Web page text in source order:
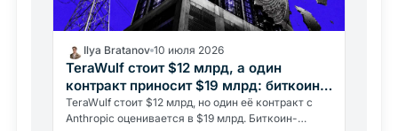
Ilya Bratanov 10 июля 2026
TeraWulf стоит $12 млрд, а один
контракт приносит $19 млрд: биткоин-
майнеры стали хозяевами энергии для
ИИ
TeraWulf стоит $12 млрд, но один её контракт с
Anthropic оценивается в $19 млрд. Биткоин-